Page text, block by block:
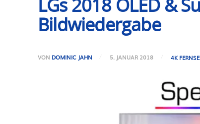
LGs 2018 OLED &
Bildwiedergabe
VON DOMINIC JAHN 5. JANUAR 2018 4K